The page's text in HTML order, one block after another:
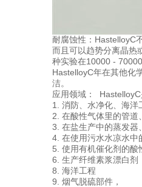
耐腐蚀性：HastelloyC
而且可以趋势分离晶热
种实验在10000 -
HastelloyC年在其他化
洁。
应用领域：
1. 消防、水净化、海
2. 在酸性气体里的管
3. 在盐生产中的蒸发
4. 在使用污水水凉水
5. 使用有机催化剂的
6. 生产纤维素浆漂白剂
8. 海洋工程
9. 烟气脱硫部件，